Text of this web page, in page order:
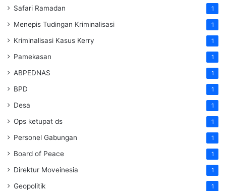
Safari Ramadan 1
Menepis Tudingan Kriminalisasi 1
Kriminalisasi Kasus Kerry 1
Pamekasan 1
ABPEDNAS 1
BPD 1
Desa 1
Ops ketupat ds 1
Personel Gabungan 1
Board of Peace 1
Direktur Moveinesia 1
Geopolitik 1